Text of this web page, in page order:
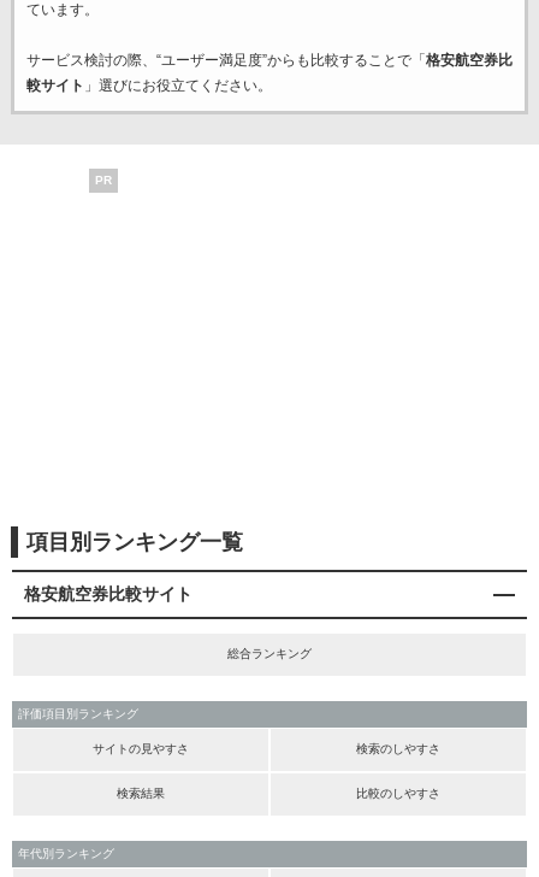
ています。
サービス検討の際、“ユーザー満足度”からも比較することで「 格安航空券比
較サイト 」選びにお役立てください。
PR
項目別ランキング一覧
格安航空券比較サイト
総合ランキング
評価項目別ランキング
サイトの見やすさ 検索のしやすさ
検索結果 比較のしやすさ
年代別ランキング